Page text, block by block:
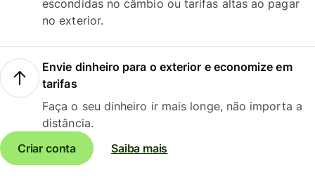
escondidas no câmbio ou tarifas altas ao pagar
no exterior.
Envie dinheiro para o exterior e economize em
tarifas
Faça o seu dinheiro ir mais longe, não importa a
distância.
Criar conta
Saiba mais